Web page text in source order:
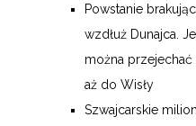
Powstanie
wzdłuż Dunajca.
można
aż do Wisły
Szwajcarskie